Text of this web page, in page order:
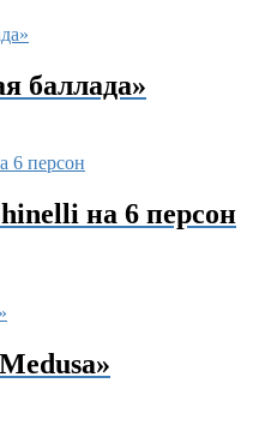
баллада»
на 6 персон